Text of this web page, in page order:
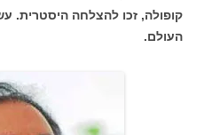
קופולה, זכו להצלחה היסטרית.
העולם.